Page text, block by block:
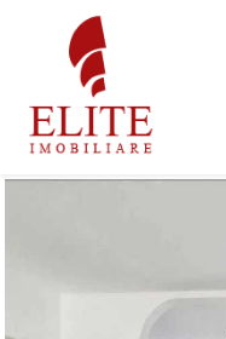
ELITE
Main Nav